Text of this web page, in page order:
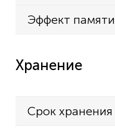
SUZUKA KAKA P2
Zoef Robot Sjaan
Эффект памяти
Хранение
Срок хранения